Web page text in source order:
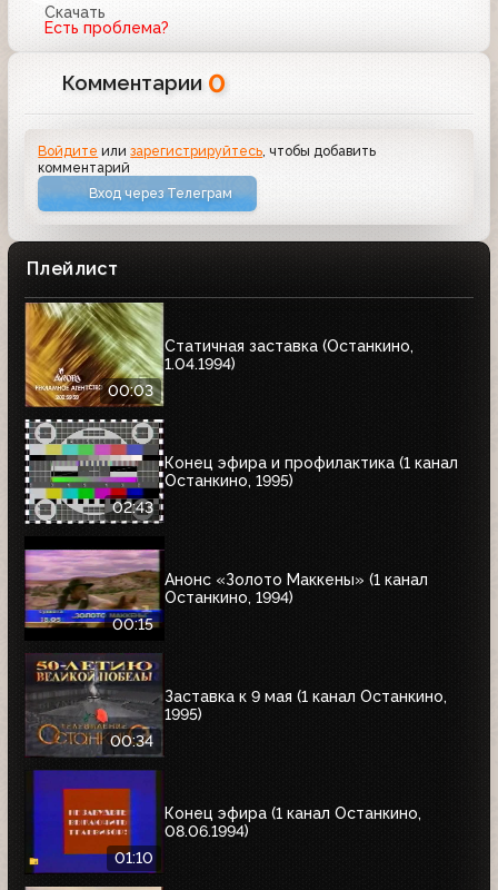
Скачать
Есть проблема?
Комментарии 0
Войдите илизарегистрируйтесь, чтобы добавить
комментарий
Вход через Телеграм
Плейлист
00:03
Статичная заставка (Останкино,
1.04.1994)
02:43
Конец эфира и профилактика (1 канал
Останкино, 1995)
00:15
Анонс «Золото Маккены» (1 канал
Останкино, 1994)
00:34
Заставка к 9 мая (1 канал Останкино,
1995)
01:10
Конец эфира (1 канал Останкино,
08.06.1994)